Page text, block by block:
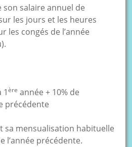
son salaire annuel de
les jours et les heures
les congés de l’année
1ère année + 10% de
précédente
sa mensualisation habituelle
l’année précédente.